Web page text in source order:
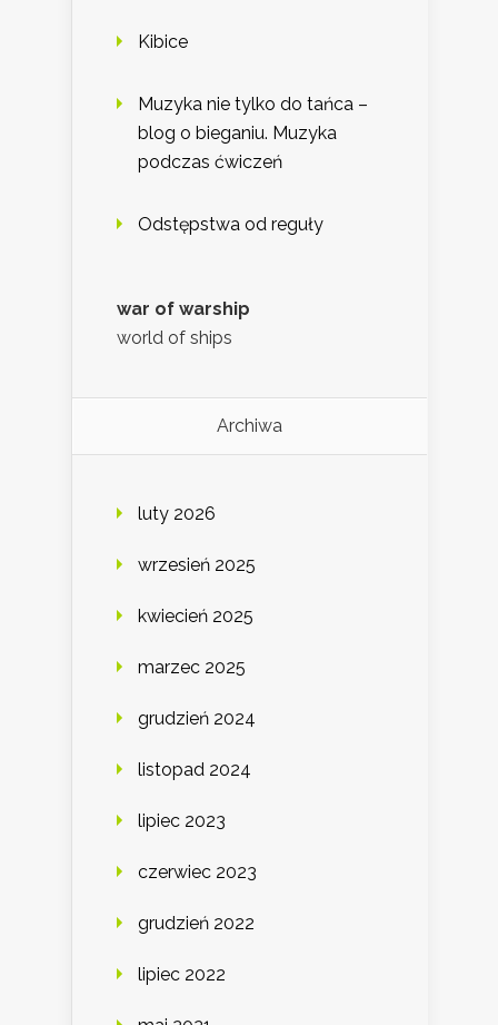
Kibice
Muzyka nie tylko do tańca –
blog o bieganiu. Muzyka
podczas ćwiczeń
Odstępstwa od reguły
war of warship
world of ships
Archiwa
luty 2026
wrzesień 2025
kwiecień 2025
marzec 2025
grudzień 2024
listopad 2024
lipiec 2023
czerwiec 2023
grudzień 2022
lipiec 2022